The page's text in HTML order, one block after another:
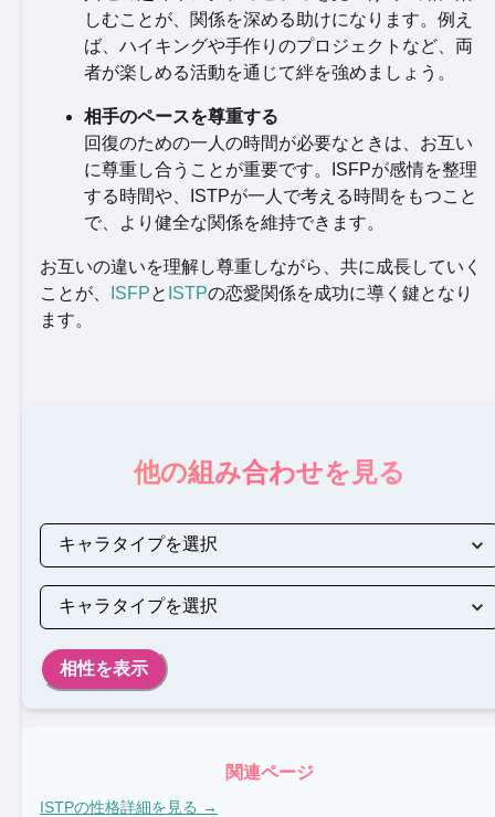
しむことが、関係を深める助けになります。例え
ば、ハイキングや手作りのプロジェクトなど、両
者が楽しめる活動を通じて絆を強めましょう。
相手のペースを尊重する
回復のための一人の時間が必要なときは、お互い
に尊重し合うことが重要です。ISFPが感情を整理
する時間や、ISTPが一人で考える時間をもつこと
で、より健全な関係を維持できます。
お互いの違いを理解し尊重しながら、共に成長していく
ことが、
ISFPと ISTPの恋愛関係を成功に導く鍵となり
ます。
他の組み合わせを見る
相性を表示
関連ページ
ISTPの性格詳細を見る →